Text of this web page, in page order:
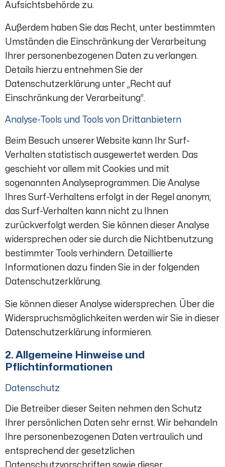
Aufsichtsbehörde zu.
Außerdem haben Sie das Recht, unter bestimmten
Umständen die Einschränkung der Verarbeitung
Ihrer personenbezogenen Daten zu verlangen.
Details hierzu entnehmen Sie der
Datenschutzerklärung unter „Recht auf
Einschränkung der Verarbeitung“.
Analyse-Tools und Tools von Drittanbietern
Beim Besuch unserer Website kann Ihr Surf-
Verhalten statistisch ausgewertet werden. Das
geschieht vor allem mit Cookies und mit
sogenannten Analyseprogrammen. Die Analyse
Ihres Surf-Verhaltens erfolgt in der Regel anonym;
das Surf-Verhalten kann nicht zu Ihnen
zurückverfolgt werden. Sie können dieser Analyse
widersprechen oder sie durch die Nichtbenutzung
bestimmter Tools verhindern. Detaillierte
Informationen dazu finden Sie in der folgenden
Datenschutzerklärung.
Sie können dieser Analyse widersprechen. Über die
Widerspruchsmöglichkeiten werden wir Sie in dieser
Datenschutzerklärung informieren.
2. Allgemeine Hinweise und
Pflichtinformationen
Datenschutz
Die Betreiber dieser Seiten nehmen den Schutz
Ihrer persönlichen Daten sehr ernst. Wir behandeln
Ihre personenbezogenen Daten vertraulich und
entsprechend der gesetzlichen